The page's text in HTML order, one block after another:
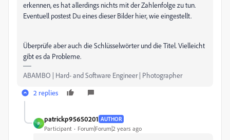
erkennen, es hat allerdings nichts mit der Zahlenfolge zu tun.
Eventuell postest Du eines dieser Bilder hier, wie eingestellt.
Überprüfe aber auch die Schlüsselwörter und die Titel. Vielleicht
gibt es da Probleme.
ABAMBO | Hard- and Software Engineer | Photographer
2 replies
P
patrickp95650201 AUTHOR
Participant Forum|Forum|2 years ago